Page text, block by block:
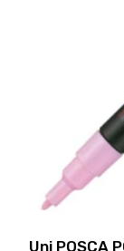
Uni POSCA